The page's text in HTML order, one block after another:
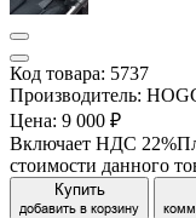
Код товара: 5737
Производитель:
Цена: 9 000 ₽
Включает НДС 22%
стоимости данного
Купить
добавить в корзину